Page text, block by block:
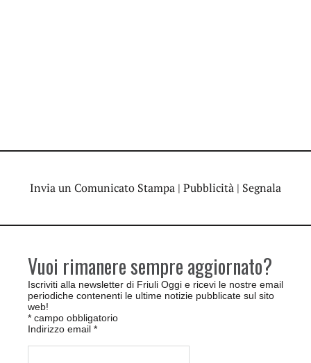
Invia un Comunicato Stampa | Pubblicità | Segnala
Vuoi rimanere sempre aggiornato?
Iscriviti alla newsletter di Friuli Oggi e ricevi le nostre email
periodiche contenenti le ultime notizie pubblicate sul sito
web!
* campo obbligatorio
Indirizzo email *